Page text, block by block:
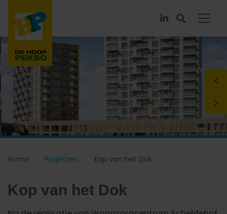
Home Projecten Kop van het Dok
Kop van het Dok